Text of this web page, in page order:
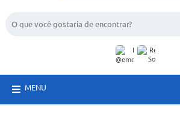
MENU